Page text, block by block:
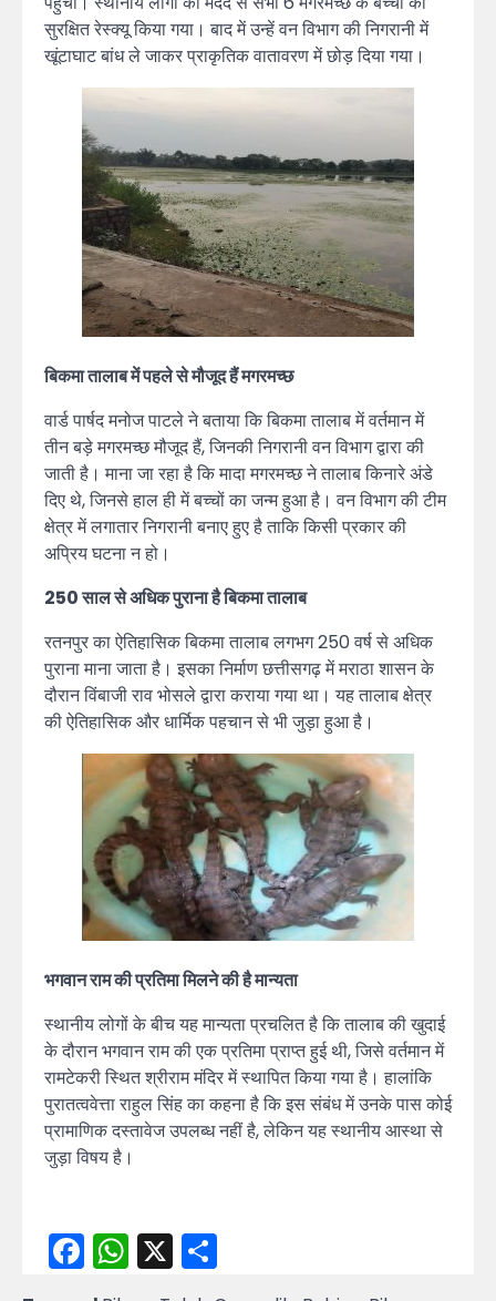
सुरक्षित रेस्क्यू किया गया। बाद में उन्हें वन विभाग की निगरानी में
खूंटाघाट बांध ले जाकर प्राकृतिक वातावरण में छोड़ दिया गया।
बिकमा तालाब में पहले से मौजूद हैं मगरमच्छ
वार्ड पार्षद मनोज पाटले ने बताया कि बिकमा तालाब में वर्तमान में
तीन बड़े मगरमच्छ मौजूद हैं, जिनकी निगरानी वन विभाग द्वारा की
जाती है। माना जा रहा है कि मादा मगरमच्छ ने तालाब किनारे अंडे
दिए थे, जिनसे हाल ही में बच्चों का जन्म हुआ है। वन विभाग की टीम
क्षेत्र में लगातार निगरानी बनाए हुए है ताकि किसी प्रकार की
अप्रिय घटना न हो।
250 साल से अधिक पुराना है बिकमा तालाब
रतनपुर का ऐतिहासिक बिकमा तालाब लगभग 250 वर्ष से अधिक
पुराना माना जाता है। इसका निर्माण छत्तीसगढ़ में मराठा शासन के
दौरान विंबाजी राव भोसले द्वारा कराया गया था। यह तालाब क्षेत्र
की ऐतिहासिक और धार्मिक पहचान से भी जुड़ा हुआ है।
भगवान राम की प्रतिमा मिलने की है मान्यता
स्थानीय लोगों के बीच यह मान्यता प्रचलित है कि तालाब की खुदाई
के दौरान भगवान राम की एक प्रतिमा प्राप्त हुई थी, जिसे वर्तमान में
रामटेकरी स्थित श्रीराम मंदिर में स्थापित किया गया है। हालांकि
पुरातत्ववेत्ता राहुल सिंह का कहना है कि इस संबंध में उनके पास कोई
प्रामाणिक दस्तावेज उपलब्ध नहीं है, लेकिन यह स्थानीय आस्था से
जुड़ा विषय है।
Facebook
WhatsApp
X